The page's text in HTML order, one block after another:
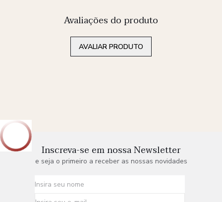
Avaliações do produto
AVALIAR PRODUTO
Inscreva-se em nossa Newsletter
e seja o primeiro a receber as nossas novidades